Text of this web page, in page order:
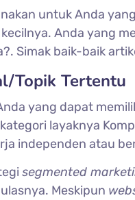
untuk Anda
Anda yang
Simak baik-baik
Topik Tertentu
yang dapat
layaknya
independen atau
segmented
Meskipun